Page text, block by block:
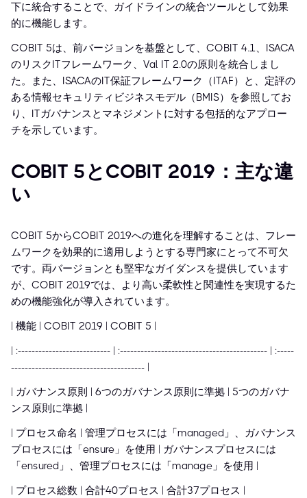
下に統合することで、ガイドラインの統合ツールとして効果
的に機能します。
COBIT 5は、前バージョンを基盤として、COBIT 4.1、ISACA
のリスクITフレームワーク、Val IT 2.0の原則を統合しまし
た。また、ISACAのIT保証フレームワーク（ITAF）と、定評の
ある情報セキュリティビジネスモデル（BMIS）を参照してお
り、ITガバナンスとマネジメントに対する包括的なアプロー
チを示しています。
COBIT 5とCOBIT 2019：主な違
い
COBIT 5からCOBIT 2019への進化を理解することは、フレー
ムワークを効果的に適用しようとする専門家にとって不可欠
です。両バージョンとも堅牢なガイダンスを提供しています
が、COBIT 2019では、より高い柔軟性と関連性を実現するた
めの機能強化が導入されています。
| 機能 | COBIT 2019 | COBIT 5 |
| :--------------------------- | :------------------------------------------- | :-----
--------------------------------------- |
| ガバナンス原則 | 6つのガバナンス原則に準拠 | 5つのガバナ
ンス原則に準拠 |
| プロセス命名 | 管理プロセスには「managed」、ガバナンス
プロセスには「ensure」を使用 | ガバナンスプロセスには
「ensured」、管理プロセスには「manage」を使用 |
| プロセス総数 | 合計40プロセス | 合計37プロセス |